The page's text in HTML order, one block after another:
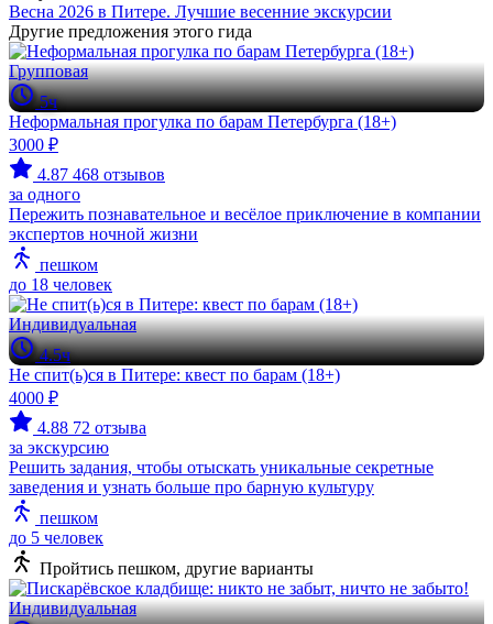
Весна 2026 в Питере. Лучшие весенние экскурсии
Другие предложения этого гида
Групповая
5ч
Неформальная прогулка по барам Петербурга (18+)
3000 ₽
4.87 468 отзывов
за одного
Пережить познавательное и весёлое приключение в компании
экспертов ночной жизни
пешком
до 18 человек
Индивидуальная
4.5ч
Не спит(ь)ся в Питере: квест по барам (18+)
4000 ₽
4.88 72 отзыва
за экскурсию
Решить задания, чтобы отыскать уникальные секретные
заведения и узнать больше про барную культуру
пешком
до 5 человек
Пройтись пешком, другие варианты
Индивидуальная